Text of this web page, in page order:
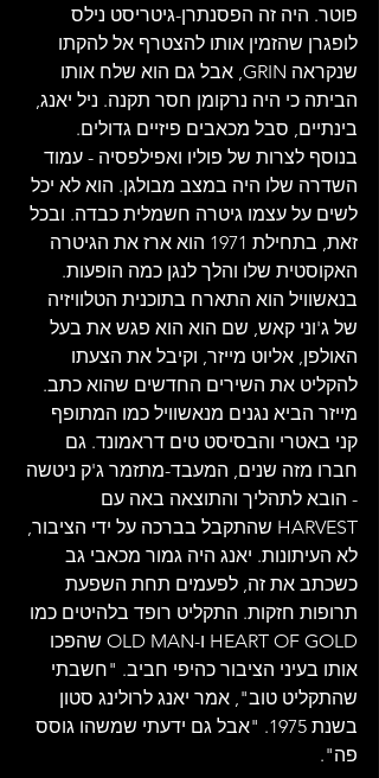
פוטר. היה זה הפסנתרן-גיטריסט נילס
לופגרן שהזמין אותו להצטרף אל להקתו
שנקראה GRIN, אבל גם הוא שלח אותו
הביתה כי היה נרקומן חסר תקנה. ניל יאנג,
בינתיים, סבל מכאבים פיזיים גדולים.
בנוסף לצרות של פוליו ואפילפסיה - עמוד
השדרה שלו היה במצב מבולגן. הוא לא יכל
לשים על עצמו גיטרה חשמלית כבדה. ובכל
זאת, בתחילת 1971 הוא ארז את הגיטרה
האקוסטית שלו והלך לנגן כמה הופעות.
בנאשוויל הוא התארח בתוכנית הטלוויזיה
של ג'וני קאש, שם הוא הוא פגש את בעל
האולפן, אליוט מייזר, וקיבל את הצעתו
להקליט את השירים החדשים שהוא כתב.
מייזר הביא נגנים מנאשוויל כמו המתופף
קני באטרי והבסיסט טים דראמונד. גם
חברו מזה שנים, המעבד-מתזמר ג'ק ניטשה
- הובא לתהליך והתוצאה באה עם
HARVEST שהתקבל בברכה על ידי הציבור,
לא העיתונות. יאנג היה גמור מכאבי גב
כשכתב את זה, לפעמים תחת השפעת
תרופות חזקות. התקליט רופד בלהיטים כמו
HEART OF GOLD ו-OLD MAN שהפכו
אותו בעיני הציבור כהיפי חביב. "חשבתי
שהתקליט טוב", אמר יאנג לרולינג סטון
בשנת 1975. "אבל גם ידעתי שמשהו גוסס
פה".